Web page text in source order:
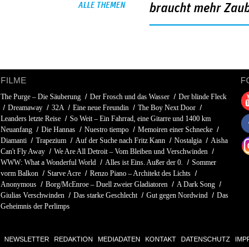
ALLE THEMEN
braucht mehr
FILME
The Purge – Die Säuberung Der Frosch und das Wasser
Der blinde Fleck
Dreamaway
32A Eine neue Freundin
The Boy Next Door
Leanders letzte Reise
So Weit – Ein Fahrrad, eine Gitarre und 1400 km
Neuanfang
Die Hannas Nuestro tiempo
Memoiren einer Schnecke
Diamanti
Trapezium Auf der Suche nach Fritz Kann Nostalgia
Aisha
Can't Fly Away
We Are All Detroit – Vom Bleiben und Verschwinden
WWW: What a Wonderful World
Alles ist Eins. Außer der 0.
Sommer
vorm Balkon
Starve Acre
Renzo Piano – Architekt des Lichts
Anonymous
Borg/McEnroe – Duell zweier Gladiatoren
A Dark Song
Giulias Verschwinden
Das starke Geschlecht Gut gegen Nordwind
Das
Geheimnis der Perlimps
NEWSLETTER REDAKTION MEDIADATEN KONTAKT DATENSCHUTZ